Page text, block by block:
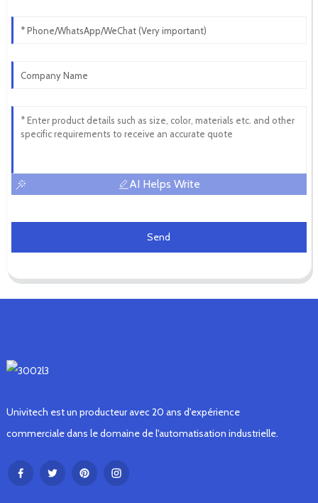
AI Helps Write
Send
Univitech est un producteur avec 20 ans d'expérience
commerciale dans le domaine de l'automatisation industrielle.